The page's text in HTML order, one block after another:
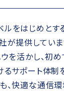
ルをはじめと
提供していま
を活かし、初
サポート体制
快適な通信